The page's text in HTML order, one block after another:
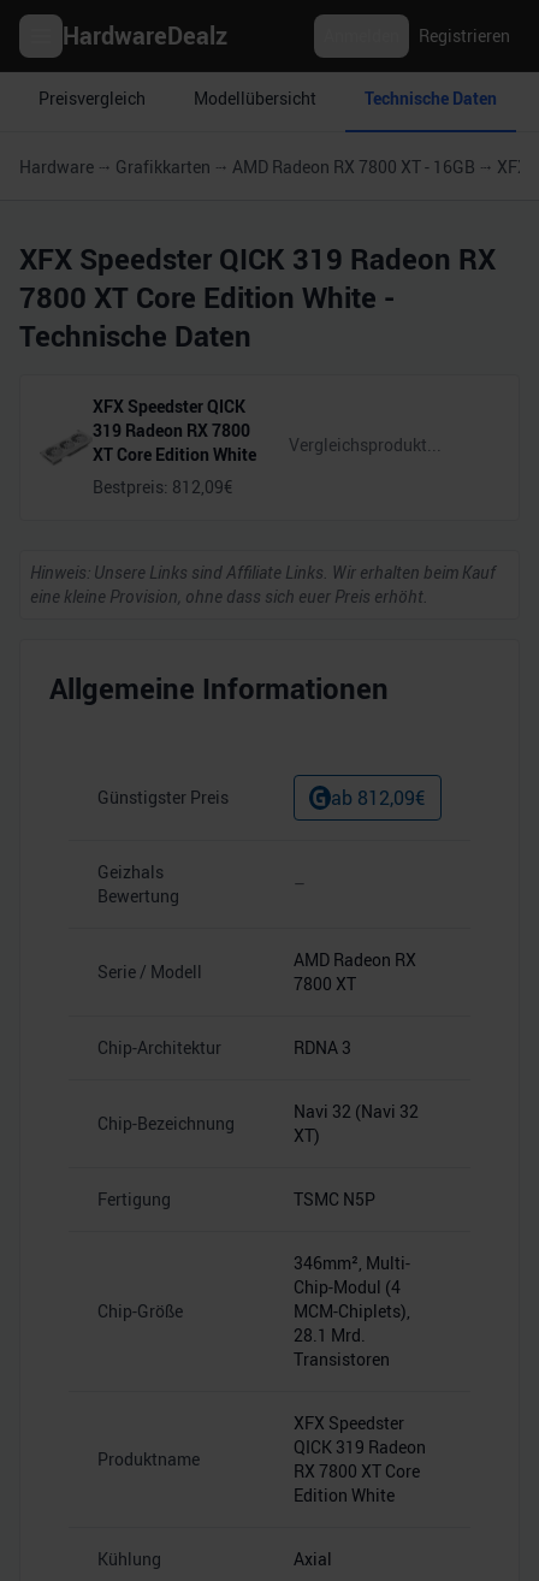
HardwareDealz Registrieren
Preisvergleich Modellübersicht Technische Daten
Hardware Grafikkarten AMD Radeon RX 7800 XT - 16GB XFX
XFX Speedster QICK 319 Radeon RX
7800 XT Core Edition White -
Technische Daten
XFX Speedster QICK
319 Radeon RX 7800
XT Core Edition White
Bestpreis: 812,09€
Hinweis: Unsere Links sind Affiliate Links. Wir erhalten beim Kauf
eine kleine Provision, ohne dass sich euer Preis erhöht.
Allgemeine Informationen
Günstigster Preis ab 812,09€
Geizhals
Bewertung
–
Serie / Modell
AMD Radeon RX
7800 XT
Chip-Architektur RDNA 3
Chip-Bezeichnung
Navi 32 (Navi 32
XT)
Fertigung TSMC N5P
Chip-Größe
346mm², Multi-
Chip-Modul (4
MCM-Chiplets),
28.1 Mrd.
Transistoren
Produktname
XFX Speedster
QICK 319 Radeon
RX 7800 XT Core
Edition White
Kühlung Axial